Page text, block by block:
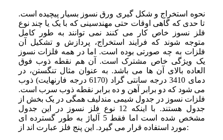
نحوه استخراج و شکل‌ گیری ورق نسوز بسیار پیچیده است.
تا حدی که گاهی اوقات حتی مهندسینی که با یک یا چند نوع
فلز نسوز خاص کار می‌ کنند نمی ‌توانند به‌ طور کامل
متوجه شوند که فرایند استخراج، پردازش و تشکیل آن
فلزات به چه صورتی بوده است. اما در همه فلزات نسوز
یک ویژگی خاص مشترک است. آن‌ هم نقطه ذوب فوق
‌العاده بالای آن ‌ها می ‌باشد. به ‌عنوان مثال تنگستن، در
دمای 3410 درجه سانتی‌ گراد (6170 درجه فارنهایت) ذوب
می‌ شود که دو برابر آهن و ده برابر نقطه ذوب سرب است.
فلزات نسوز در جدول شیمی مندلیف همگی در یک بخش از
جدول هستند. با اینکه 12 نوع فلز نسوز در این جدول
مشخص شده‌ است اما فقط 5 آلیاژ به‌ طور گسترده ‌ای
مورد استفاده قرار می ‌گیرد. این پنج فلز عبارت ‌اند از: